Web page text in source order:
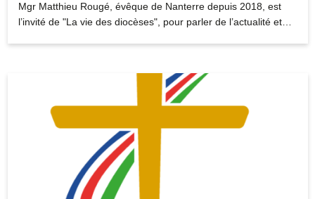
Mgr Matthieu Rougé, évêque de Nanterre depuis 2018, est
l’invité de "La vie des diocèses", pour parler de l’actualité et
de Nanterre. L’objectif : lire la Bible en intégralité en quatre
ans et en communauté, avec une application et un calendrier
commun. Reportage à Bois-Colombes où des paroissiens ont
créé une nouvelle « fraternité » pour les accompagner dans
cette lecture continue de la Bible. Avec Chantal Desbarrières,
directrice de l’Enseignement catholique, nous abordons aussi
les enjeux spécifiques de ces établissements scolaires qui
accueillent plus de 48.000 élèves, dans un département